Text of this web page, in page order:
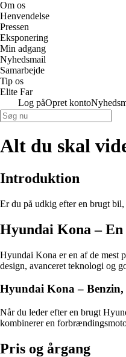
Om os
Henvendelse
Pressen
Eksponering
Min adgang
Nyhedsmail
Samarbejde
Tip os
Elite Far
Log påOpret konto
Alt du skal
Introduktion
Er du på udkig efter en brugt
Hyundai Kona –
Hyundai Kona er en af de mest
design, avanceret teknologi og
Hyundai Kona –
Når du leder efter en brugt
kombinerer en
Pris og årgang